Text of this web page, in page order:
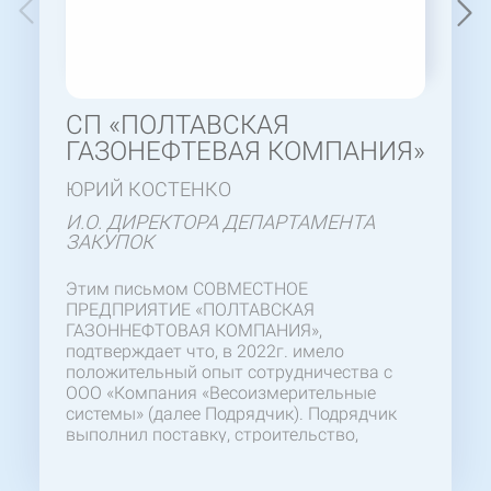
СП «ПОЛТАВСКАЯ
ГАЗОНЕФТЕВАЯ КОМПАНИЯ»
ЮРИЙ КОСТЕНКО
И.О. ДИРЕКТОРА ДЕПАРТАМЕНТА
ЗАКУПОК
Этим письмом СОВМЕСТНОЕ
ПРЕДПРИЯТИЕ «ПОЛТАВСКАЯ
ГАЗОННЕФТОВАЯ КОМПАНИЯ»,
подтверждает что, в 2022г. имело
положительный опыт сотрудничества с
ООО «Компания «Весоизмерительные
системы» (далее Подрядчик). Подрядчик
выполнил поставку, строительство,